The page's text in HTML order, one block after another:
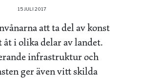
15 JULI 2017
att ta del av konst
i olika delar av landet.
infrastruktur och
ger även vitt skilda